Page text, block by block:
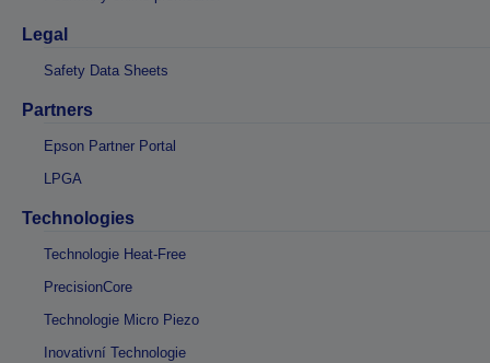
Legal
Safety Data Sheets
Partners
Epson Partner Portal
LPGA
Technologies
Technologie Heat-Free
PrecisionCore
Technologie Micro Piezo
Inovativní Technologie